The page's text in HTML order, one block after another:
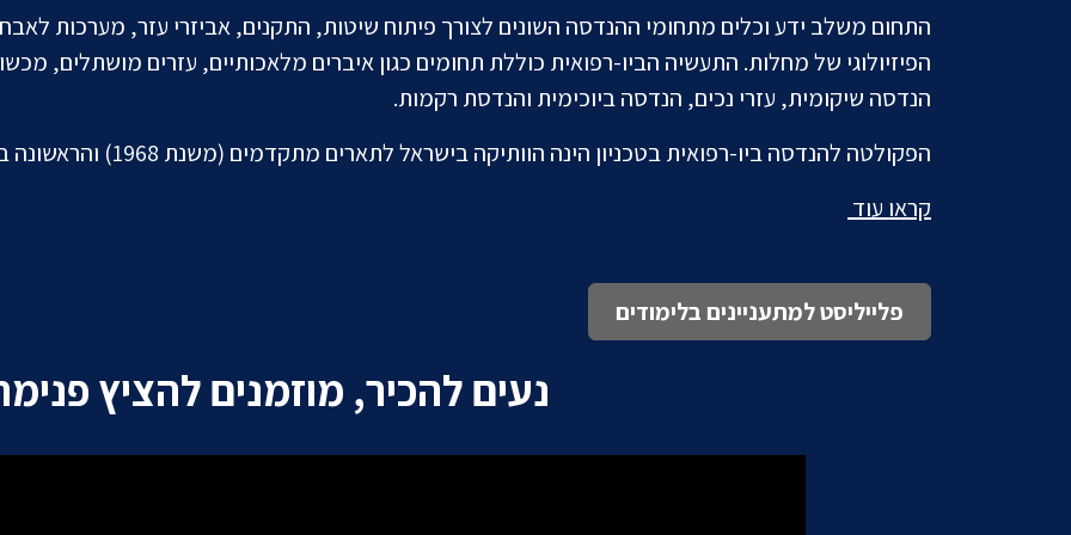
התחום משלב ידע וכלים מתחומי ההנדסה השונים לצורך פיתוח שיטות, התקנים, אביזרי עזר, מערכות
הפיזיולוגי של מחלות. התעשיה הביו-רפואית כוללת תחומים כגון איברים מלאכותיים, עזרים מושתלים,
הנדסה שיקומית, עזרי נכים, הנדסה ביוכימית והנדסת רקמות.
הפקולטה להנדסה ביו-רפואית בטכניון הינה הוותיקה בישראל לתארים מתקדמים (משנת 1968) והראשונה בארץ לתואר ראשון (משנת 1999).
קראו עוד
פלייליסט למתעניינים בלימודים
נעים להכיר, מוזמנים להציץ